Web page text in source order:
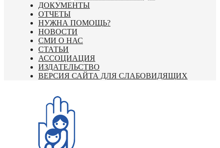
ДОКУМЕНТЫ
ОТЧЕТЫ
НУЖНА ПОМОЩЬ?
НОВОСТИ
СМИ О НАС
СТАТЬИ
АССОЦИАЦИЯ
ИЗДАТЕЛЬСТВО
ВЕРСИЯ САЙТА ДЛЯ СЛАБОВИДЯЩИХ